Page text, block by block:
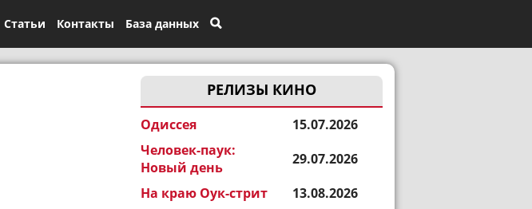
Статьи Контакты База данных
РЕЛИЗЫ КИНО
Одиссея
15.07.2026
Человек-паук:
Новый день
29.07.2026
На краю Оук-стрит
13.08.2026